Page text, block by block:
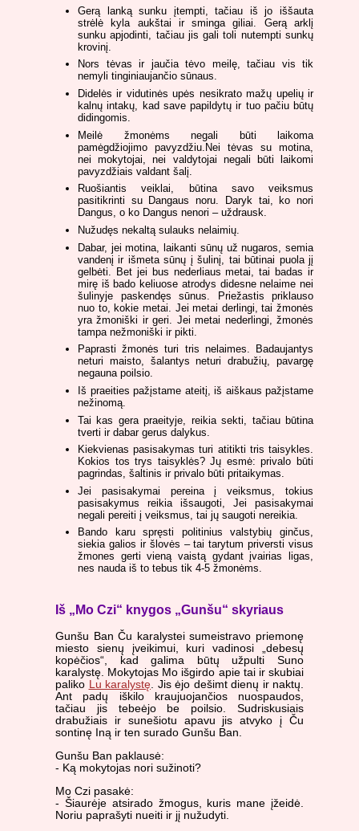
Gerą lanką sunku įtempti, tačiau iš jo iššauta
strėlė kyla aukštai ir sminga giliai. Gerą arklį
sunku apjodinti, tačiau jis gali toli nutempti sunkų
krovinį.
Nors tėvas ir jaučia tėvo meilę, tačiau vis tik
nemyli tinginiaujančio sūnaus.
Didelės ir vidutinės upės nesikrato mažų upelių ir
kalnų intakų, kad save papildytų ir tuo pačiu būtų
didingomis.
Meilė žmonėms negali būti laikoma
pamėgdžiojimo pavyzdžiu.Nei tėvas su motina,
nei mokytojai, nei valdytojai negali būti laikomi
pavyzdžiais valdant šalį.
Ruošiantis veiklai, būtina savo veiksmus
pasitikrinti su Dangaus noru. Daryk tai, ko nori
Dangus, o ko Dangus nenori – uždrausk.
Nužudęs nekaltą sulauks nelaimių.
Dabar, jei motina, laikanti sūnų už nugaros, semia
vandenį ir išmeta sūnų į šulinį, tai būtinai puola jį
gelbėti. Bet jei bus nederliaus metai, tai badas ir
mirę iš bado keliuose atrodys didesne nelaime nei
šulinyje paskendęs sūnus. Priežastis priklauso
nuo to, kokie metai. Jei metai derlingi, tai žmonės
yra žmoniški ir geri. Jei metai nederlingi, žmonės
tampa nežmoniški ir pikti.
Paprasti žmonės turi tris nelaimes. Badaujantys
neturi maisto, šalantys neturi drabužių, pavargę
negauna poilsio.
Iš praeities pažįstame ateitį, iš aiškaus pažįstame
nežinomą.
Tai kas gera praeityje, reikia sekti, tačiau būtina
tverti ir dabar gerus dalykus.
Kiekvienas pasisakymas turi atitikti tris taisykles.
Kokios tos trys taisyklės? Jų esmė: privalo būti
pagrindas, šaltinis ir privalo būti pritaikymas.
Jei pasisakymai pereina į veiksmus, tokius
pasisakymus reikia išsaugoti, Jei pasisakymai
negali pereiti į veiksmus, tai jų saugoti nereikia.
Bando karu spręsti politinius valstybių ginčus,
siekia galios ir šlovės – tai tarytum priversti visus
žmones gerti vieną vaistą gydant įvairias ligas,
nes nauda iš to tebus tik 4-5 žmonėms.
Iš „Mo Czi“ knygos „Gunšu“ skyriaus
Gunšu Ban Ču karalystei sumeistravo priemonę
miesto sienų įveikimui, kuri vadinosi „debesų
kopėčios“, kad galima būtų užpulti Suno
karalystę. Mokytojas Mo išgirdo apie tai ir skubiai
paliko Lu karalystę. Jis ėjo dešimt dienų ir naktų.
Ant padų iškilo kraujuojančios nuospaudos,
tačiau jis tebeėjo be poilsio. Sudriskusiais
drabužiais ir sunešiotu apavu jis atvyko į Ču
sontinę Iną ir ten surado Gunšu Ban.
Gunšu Ban paklausė:
- Ką mokytojas nori sužinoti?
Mo Czi pasakė:
- Šiaurėje atsirado žmogus, kuris mane įžeidė.
Noriu paprašyti nueiti ir jį nužudyti.